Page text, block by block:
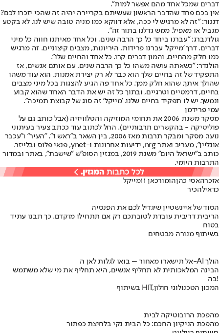
דברים שמכל אחד מהם אפשר למות".
אין בכם פחד שהדבר הראשון שעשיתם בקריירה יהיה זה שהכי יזכרו לכם?
דנגור: "זה לא מרגיש לי ככה, אלא דווקא כמו מניה טובה שיש לנו. לא בקטע
מגביל או מאפיל. ממש גדלנו בתור זה".
גולדנברג: "עברנו ביחד כל כך הרבה שנים, וכל אחד מאיתנו חווה כל מיני
דברים. דרך 'מייקל' עברנו פרידות, היריונות, מצבים קיצוניים. זה מרגיש
כמו חלק מהחיים, והמון דברים קרו. כל אחד והחיים שלו".
הולנדר: "כשאתה עושה משהו כל כך הרבה שנים, עם אותם אנשים, אז
התפקיד של זה בחיים שלך הוא כבר לא רק יצירת אמנות. הוא עוד משהו
שהולך איתך, שהוא חלק ממך. כל אחד פה הגיע להצגות בכל מיני מצבים
בחיים, דרמטיים וטרגיים, ובתוך כל זה יש את הדבר האחד שהוא קבוע
ונמשך. יש לו תפקיד בחיים שלנו. 'מייקל' זה סוג של קבוצת תמיכה".
עמי פרידמן
מסקר משנת 2006 את תחומי המוזיקה והטלוויזיה (אבל כותב גם על
פוליטיקה - בהקשרים תרבותיים). החל לכתוב עוד ככתב צעיר בעיתוני
נוער, מסקר ומבקר תרבות מאז 2006, בין השאר ב"ראש 1", "העיר" ו"עכבר
אונליין", מעריב ואתר nrg, ידיעות אחרונות ו-ynet, פנאי פלוס ובלייזר.
כותב ב"ישראל היום" משנת 2019, במגזין הסופ"ש "שישבת", באתר ובמדור
התרבות היומי.
אזכרהאסי כהןהומורכאן 11
מייקל
כדאילהכיר
הסוד של איינשטיין שיגדיל לכם את הפנסיה
הריבית דריבית עובדת לטובתכם רק אם תתחילו מוקדם. כך תבנו עתיד
בטוח
בשיתוף מנורה מבטחים
אל תישארו מאחור – בואו לגלות לאן ה-AI הולך
הבינה המלאכותית לא תחליף אנשים, היא תחליף את מי שלא משתמש
בה!
בשיתוף HIT,המכון הטכנולוגי חולון
מהפכת הרובוטיקה לבית
מהפכת הניקיון החכם: כל הבית נקי בלחיצת כפתור